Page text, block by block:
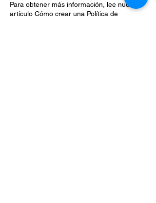
Para obtener más información, lee nuestro
artículo Cómo crear una Política de